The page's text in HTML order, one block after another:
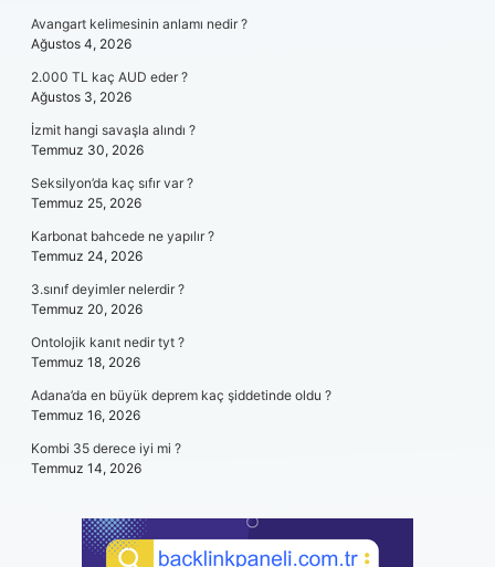
Avangart kelimesinin anlamı nedir ?
Ağustos 4, 2026
2.000 TL kaç AUD eder ?
Ağustos 3, 2026
İzmit hangi savaşla alındı ?
Temmuz 30, 2026
Seksilyon’da kaç sıfır var ?
Temmuz 25, 2026
Karbonat bahcede ne yapılır ?
Temmuz 24, 2026
3.sınıf deyimler nelerdir ?
Temmuz 20, 2026
Ontolojik kanıt nedir tyt ?
Temmuz 18, 2026
Adana’da en büyük deprem kaç şiddetinde oldu ?
Temmuz 16, 2026
Kombi 35 derece iyi mi ?
Temmuz 14, 2026